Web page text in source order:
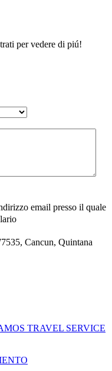
per vedere di piú!
email presso il quale
Cancun, Quintana
TRAVEL SERVICE